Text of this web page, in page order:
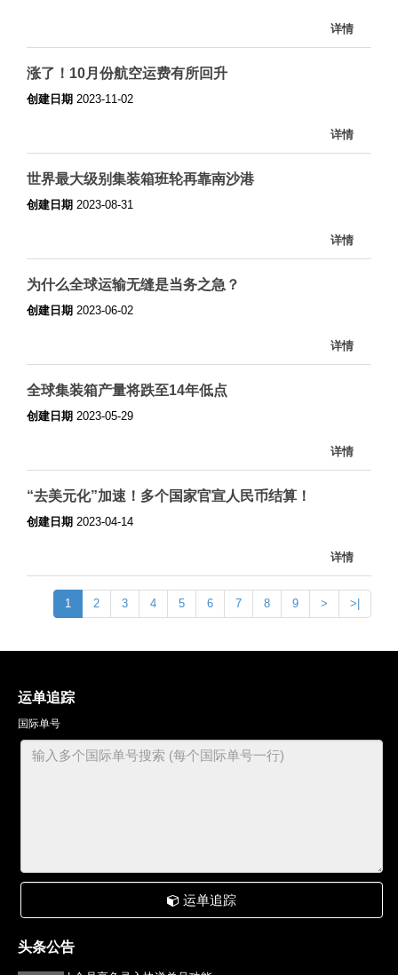
详情
涨了！10月份航空运费有所回升
创建日期 2023-11-02
详情
世界最大级别集装箱班轮再靠南沙港
创建日期 2023-08-31
详情
为什么全球运输无缝是当务之急？
创建日期 2023-06-02
详情
全球集装箱产量将跌至14年低点
创建日期 2023-05-29
详情
“去美元化”加速！多个国家官宣人民币结算！
创建日期 2023-04-14
详情
1 2 3 4 5 6 7 8 9 > >|
运单追踪
国际单号
运单追踪
头条公告